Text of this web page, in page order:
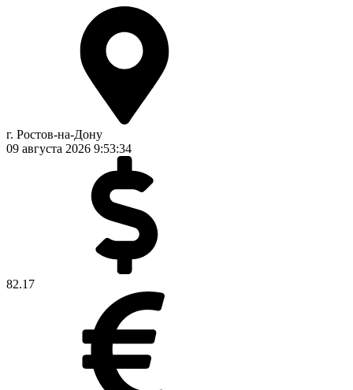
г. Ростов-на-Дону
09 августа 2026 9:53:34
82.17